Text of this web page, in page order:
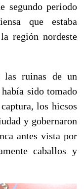
segundo periodo
que estaba
región nordeste
las ruinas de un
sido tomado
los hicsos
y gobernaron
antes vista por
caballos y